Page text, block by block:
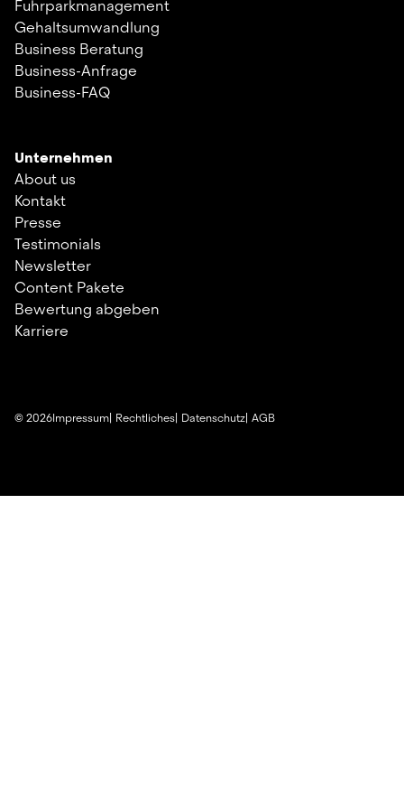
Fuhrparkmanagement
Gehaltsumwandlung
Business Beratung
Business-Anfrage
Business-FAQ
Unternehmen
About us
Kontakt
Presse
Testimonials
Newsletter
Content Pakete
Bewertung abgeben
Karriere
©2026Impressum Rechtliches Datenschutz AGB